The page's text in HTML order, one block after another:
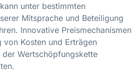
unter bestimmten
Mitsprache und Beteiligung
Innovative Preismechanismen
von Kosten und Erträgen
Wertschöpfungskette